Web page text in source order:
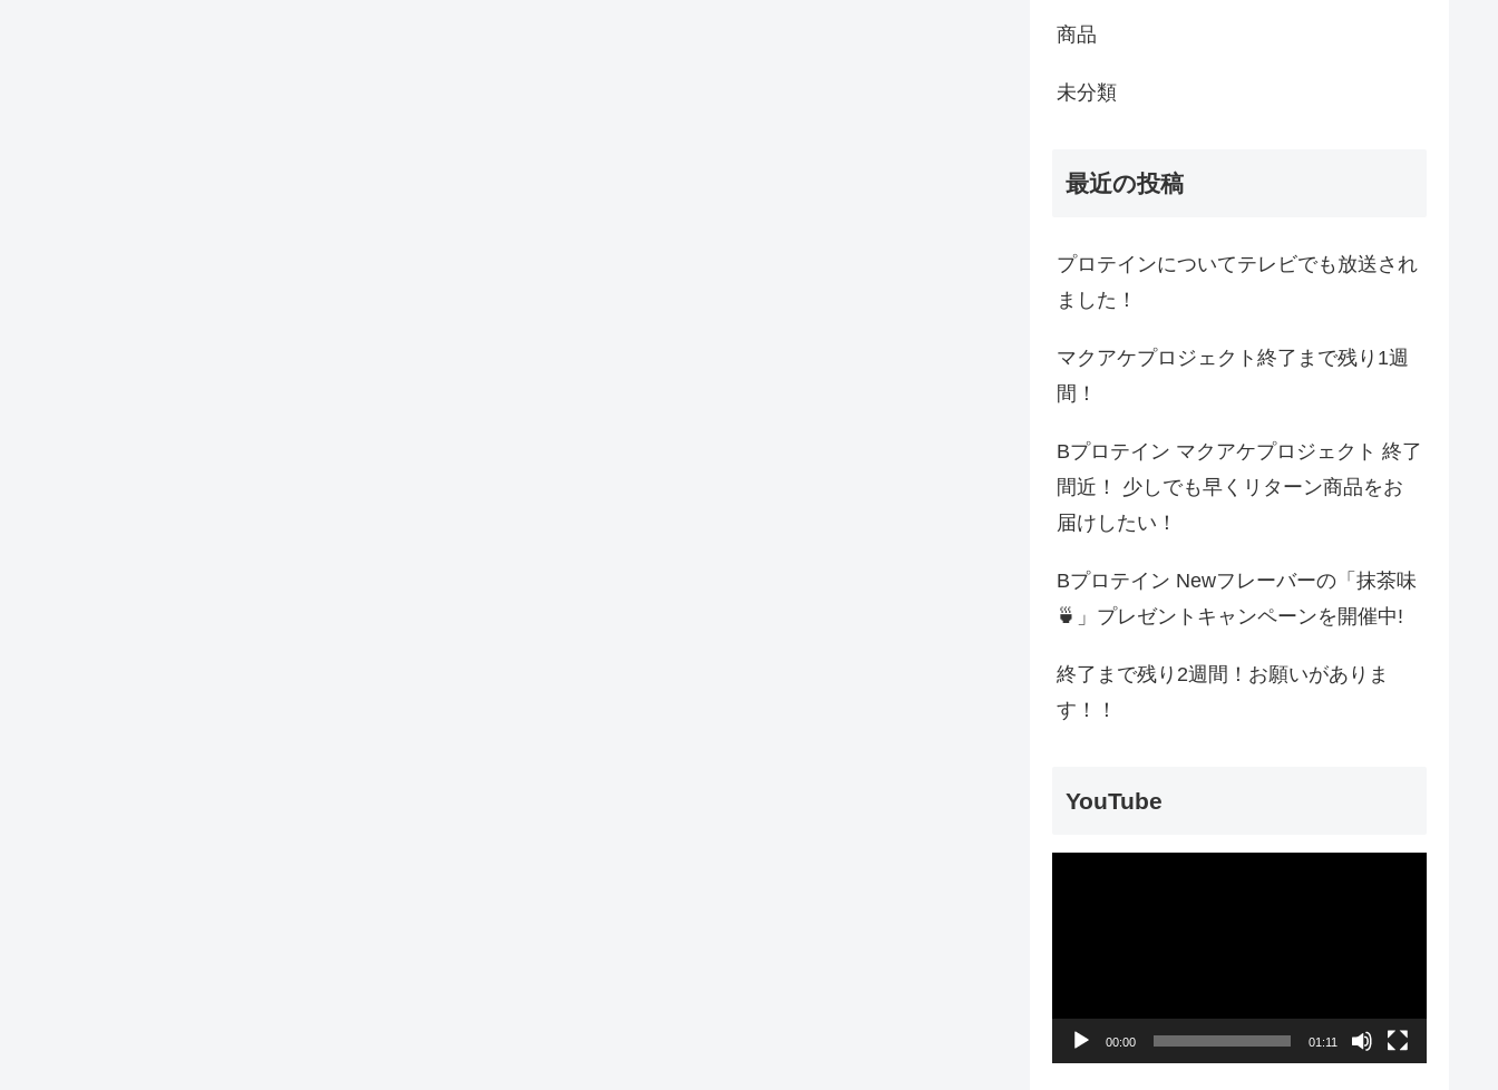
商品
未分類
最近の投稿
プロテインについてテレビでも放送され
ました！
マクアケプロジェクト終了まで残り1週
間！
Bプロテイン マクアケプロジェクト 終了
間近！ 少しでも早くリターン商品をお
届けしたい！
Bプロテイン Newフレーバーの「抹茶味
🍵」プレゼントキャンペーンを開催中!
終了まで残り2週間！お願いがありま
す！！
YouTube
00:00 01:11